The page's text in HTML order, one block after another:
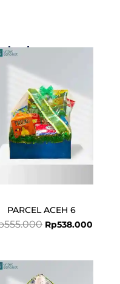
PARCEL ACEH 6
555.000
was:
Rp555.000.
Rp538.000